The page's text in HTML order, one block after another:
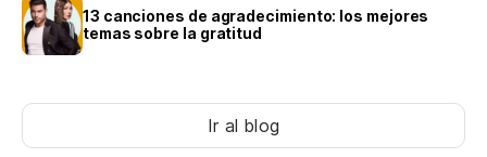
13 canciones de agradecimiento: los mejores
temas sobre la gratitud
Ir al blog